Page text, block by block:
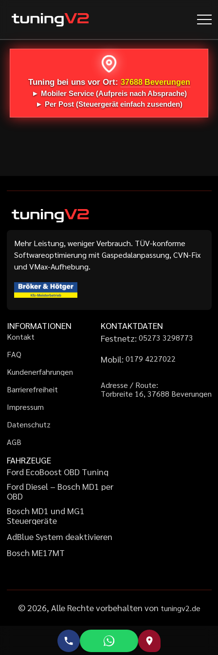
Tuning bei uns vor Ort: 37688 Beverungen
► Mobiler Service(Aufpreis nach Absprache)
►Per Post(Steuergerät einfach zusenden)
Mehr Leistung, weniger Verbrauch. TÜV-konforme
Softwareoptimierung mit Gaspedalanpassung, CVN-Fix
und VMax-Aufhebung.
INFORMATIONEN
Kontakt
FAQ
Kundenerfahrungen
Barrierefreiheit
Impressum
Datenschutz
AGB
KONTAKTDATEN
Festnetz: 05273 3298773
Mobil: 01 79 4227022
Adresse / Route:
Torbreite 16, 37688 Beverungen
FAHRZEUGE
Ford EcoBoost OBD Tuning
Ford Diesel – Bosch MD1 per
OBD
Bosch MD1 und MG1
Steuergeräte
AdBlueSystem deaktivieren
Bosch ME17MT
© 2026, Alle Rechte vorbehalten von tuningv2.de